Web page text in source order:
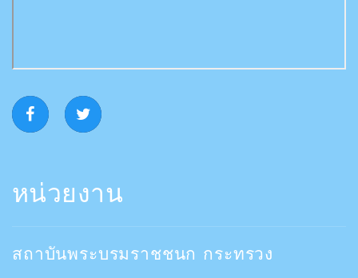
หน่วยงาน
สถาบันพระบรมราชชนก กระทรวง